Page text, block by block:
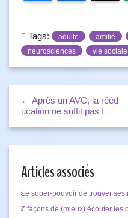
Tags: adulte amitié
neurosciences
vie sociale
← Après un AVC, la rééd
ucation ne suffit pas !
Articles associés
Le super-pouvoir de trouver ses
7 façons de (mieux) écouter les